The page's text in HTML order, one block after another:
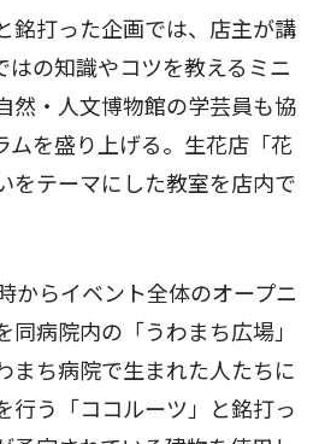
銘打った企画では、店主が講
はの知識やコツを教えるミニ
然・人文博物館の学芸員も協
ムを盛り上げる。生花店「花
をテーマにした教室を店内で
からイベント全体のオープニ
同病院内の「うわまち広場」
まち病院で生まれた人たちに
行う「ココルーツ」と銘打っ